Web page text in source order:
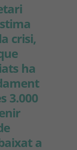
crisi,
ha
3.000
a